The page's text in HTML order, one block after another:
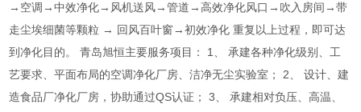
→空调→中效净化→风机送风→管道→高效净化风口→吹入房间→带
走尘埃细菌等颗粒 → 回风百叶窗→初效净化 重复以上过程，即可达
到净化目的。 青岛旭恒主要服务项目： 1、 承建各种净化级别、工
艺要求、平面布局的空调净化厂房、洁净无尘实验室； 2、 设计、建
造食品厂净化厂房，协助通过QS认证； 3、 承建相对负压、高温、